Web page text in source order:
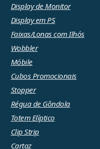
Display de Monitor
Display em PS
Faixas/Lonas com Ilhós
Wobbler
Móbile
Cubos Promocionais
Stopper
Régua de Gôndola
Totem Elíptico
Clip Strip
Cartaz